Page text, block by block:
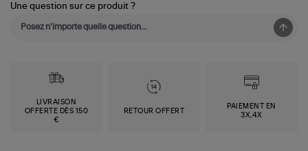
Une question sur ce produit ?
LIVRAISON
OFFERTE DÈS 150
€
RETOUR OFFERT
PAIEMENT EN
3X,4X